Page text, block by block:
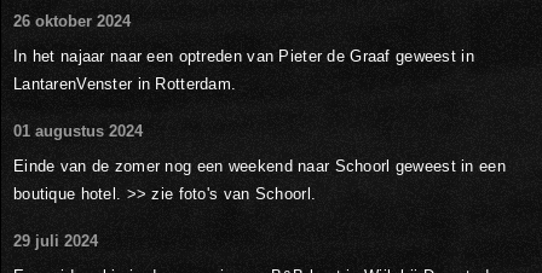
26 oktober 2024
In het najaar naar een optreden van Pieter de Graaf geweest in
LantarenVenster in Rotterdam.
01 augustus 2024
Einde van de zomer nog een weekend naar Schoorl geweest in een
boutique hotel. >> zie foto's van Schoorl.
29 juli 2024